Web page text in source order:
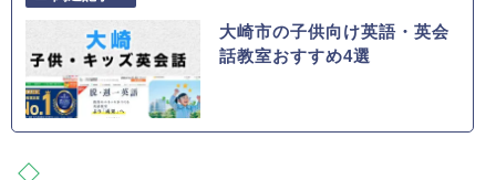
大崎市の子供向け英語・英会
話教室おすすめ4選